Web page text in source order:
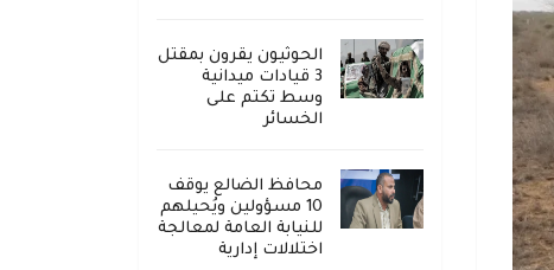
الحوثيون يقرون بمقتل
3 قيادات ميدانية
وسط تكتم على
الخسائر
محافظ الضالع يوقف
10 مسؤولين ويُحيلهم
للنيابة العامة لمعالجة
اختلالات إدارية